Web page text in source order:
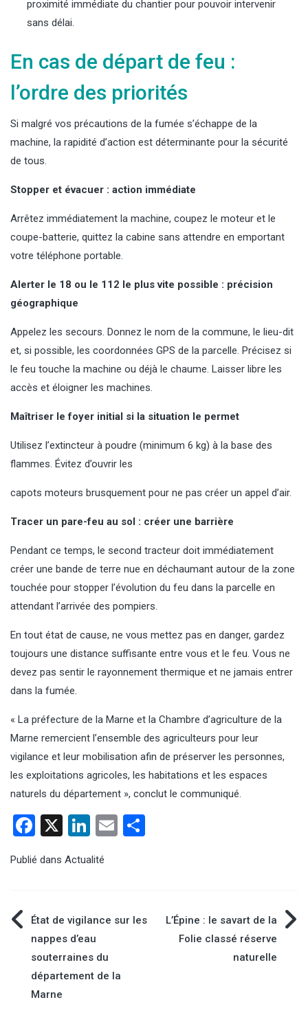
proximité immédiate du chantier pour pouvoir intervenir
sans délai.
En cas de départ de feu :
l’ordre des priorités
Si malgré vos précautions de la fumée s’échappe de la
machine, la rapidité d’action est déterminante pour la sécurité
de tous.
Stopper et évacuer : action immédiate
Arrêtez immédiatement la machine, coupez le moteur et le
coupe-batterie, quittez la cabine sans attendre en emportant
votre téléphone portable.
Alerter le 18 ou le 112 le plus vite possible : précision
géographique
Appelez les secours. Donnez le nom de la commune, le lieu-dit
et, si possible, les coordonnées GPS de la parcelle. Précisez si
le feu touche la machine ou déjà le chaume. Laisser libre les
accès et éloigner les machines.
Maîtriser le foyer initial si la situation le permet
Utilisez l’extincteur à poudre (minimum 6 kg) à la base des
flammes. Évitez d’ouvrir les
capots moteurs brusquement pour ne pas créer un appel d’air.
Tracer un pare-feu au sol : créer une barrière
Pendant ce temps, le second tracteur doit immédiatement
créer une bande de terre nue en déchaumant autour de la zone
touchée pour stopper l’évolution du feu dans la parcelle en
attendant l’arrivée des pompiers.
En tout état de cause, ne vous mettez pas en danger, gardez
toujours une distance suffisante entre vous et le feu. Vous ne
devez pas sentir le rayonnement thermique et ne jamais entrer
dans la fumée.
« La préfecture de la Marne et la Chambre d’agriculture de la
Marne remercient l’ensemble des agriculteurs pour leur
vigilance et leur mobilisation afin de préserver les personnes,
les exploitations agricoles, les habitations et les espaces
naturels du département », conclut le communiqué.
Facebook
X LinkedIn
Email
Publié dans Actualité
Navigation
de
l’article
État de vigilance sur les
nappes d’eau
souterraines du
département de la
Marne
L’Épine : le savart de la
Folie classé réserve
naturelle